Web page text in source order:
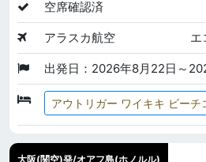
空席確認済
アラスカ航空 エ
出発日：2026年8月22日～
アウトリガー ワイキキ ビーチ
大阪(関空)発/オアフ島(ホノルル)